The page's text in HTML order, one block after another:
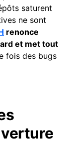
saturent
ne sont
renonce
et met tout
fois des bugs